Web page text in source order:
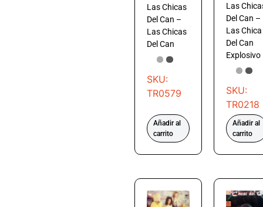
Las Chicas
Del Can –
Las Chicas
Del Can
SKU:
TR0579
Añadir al
carrito
Las
Del Can –
Las Chica
Del Can
Explosivo
SKU:
TR0218
Añadir al
carrito